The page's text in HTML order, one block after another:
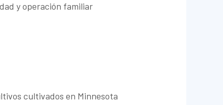
y operación familiar
cultivados en Minnesota